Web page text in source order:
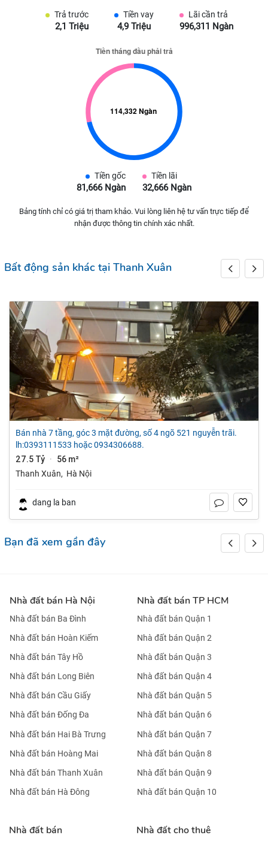
Trả trước
2,1 Triệu
Tiền vay
4,9 Triệu
Lãi cần trả
996,311 Ngàn
Tiền gốc
81,666 Ngàn
Tiền lãi
32,666 Ngàn
Bảng tính chỉ có giá trị tham khảo. Vui lòng liên hệ tư vấn trực tiếp để
nhận được thông tin chính xác nhất.
Bất động sản khác tại Thanh Xuân
bán nhà 7 tầng, góc 3 mặt đường, số 4 ngõ 521 nguyễn trãi.
lh:0393111533 hoặc 0934306688.
27.5 Tỷ · 56 m²
Thanh Xuân, Hà Nội
dang la ban
Bạn đã xem gần đây
Nhà đất bán Hà Nội
Nhà đất bán Ba Đình
Nhà đất bán Hoàn Kiếm
Nhà đất bán Tây Hồ
Nhà đất bán Long Biên
Nhà đất bán Cầu Giấy
Nhà đất bán Đống Đa
Nhà đất bán Hai Bà Trưng
Nhà đất bán Hoàng Mai
Nhà đất bán Thanh Xuân
Nhà đất bán Hà Đông
Nhà đất bán TP HCM
Nhà đất bán Quận 1
Nhà đất bán Quận 2
Nhà đất bán Quận 3
Nhà đất bán Quận 4
Nhà đất bán Quận 5
Nhà đất bán Quận 6
Nhà đất bán Quận 7
Nhà đất bán Quận 8
Nhà đất bán Quận 9
Nhà đất bán Quận 10
Nhà đất bán Nhà đất cho thuê